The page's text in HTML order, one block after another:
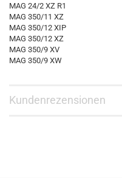
MAG 24/2 XZ R1
MAG 350/11 XZ
MAG 350/12 XIP
MAG 350/12 XZ
MAG 350/9 XV
MAG 350/9 XW
Kundenrezensionen